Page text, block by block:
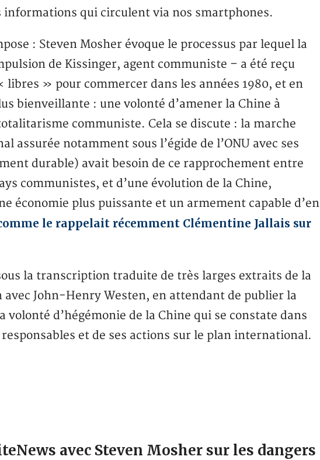
informations qui circulent via nos smartphones.
: Steven Mosher évoque le processus par lequel la
de Kissinger, agent communiste – a été reçu
libres » pour commercer dans les années 1980, et en
bienveillante : une volonté d’amener la Chine à
communiste. Cela se discute : la marche
assurée notamment sous l’égide de l’ONU avec ses
durable) avait besoin de ce rapprochement entre
communistes, et d’une évolution de la Chine,
économie plus puissante et un armement capable d’en
le rappelait récemment Clémentine Jallais sur
la transcription traduite de très larges extraits de la
John-Henry Westen, en attendant de publier la
volonté d’hégémonie de la Chine qui se constate dans
et de ses actions sur le plan international.
avec Steven Mosher sur les dangers